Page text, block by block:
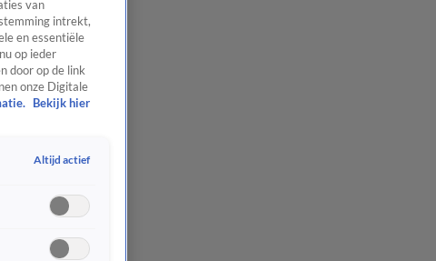
van
intrekt,
en essentiële
op ieder
door op de link
onze Digitale
Bekijk hier
Altijd actief